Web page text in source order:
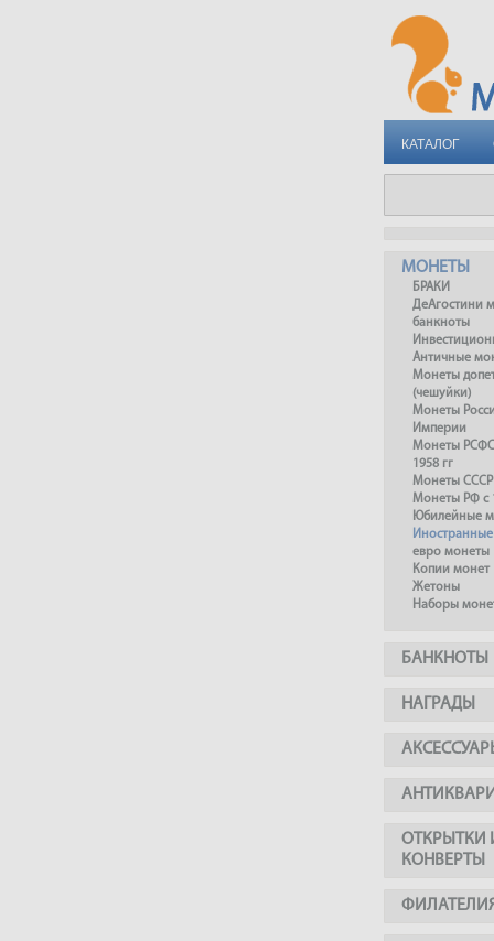
КАТАЛОГ
МОНЕТЫ
БРАКИ
ДеАгостини
банкноты
Античные
Монеты
(чешуйки)
Монеты
Империи
Монеты
1958 гг
Монеты СССР
Монеты РФ с
Юбилейные
евро монеты
Копии монет
Жетоны
Наборы
БАНКНОТЫ
НАГРАДЫ
ОТКРЫТКИ
КОНВЕРТЫ